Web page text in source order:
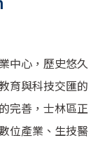
中心，歷史悠久
育與科技交匯的
完善，士林區正
位產業、生技醫